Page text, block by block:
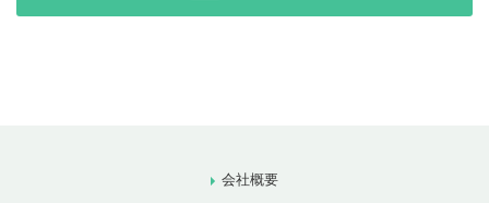
会社概要